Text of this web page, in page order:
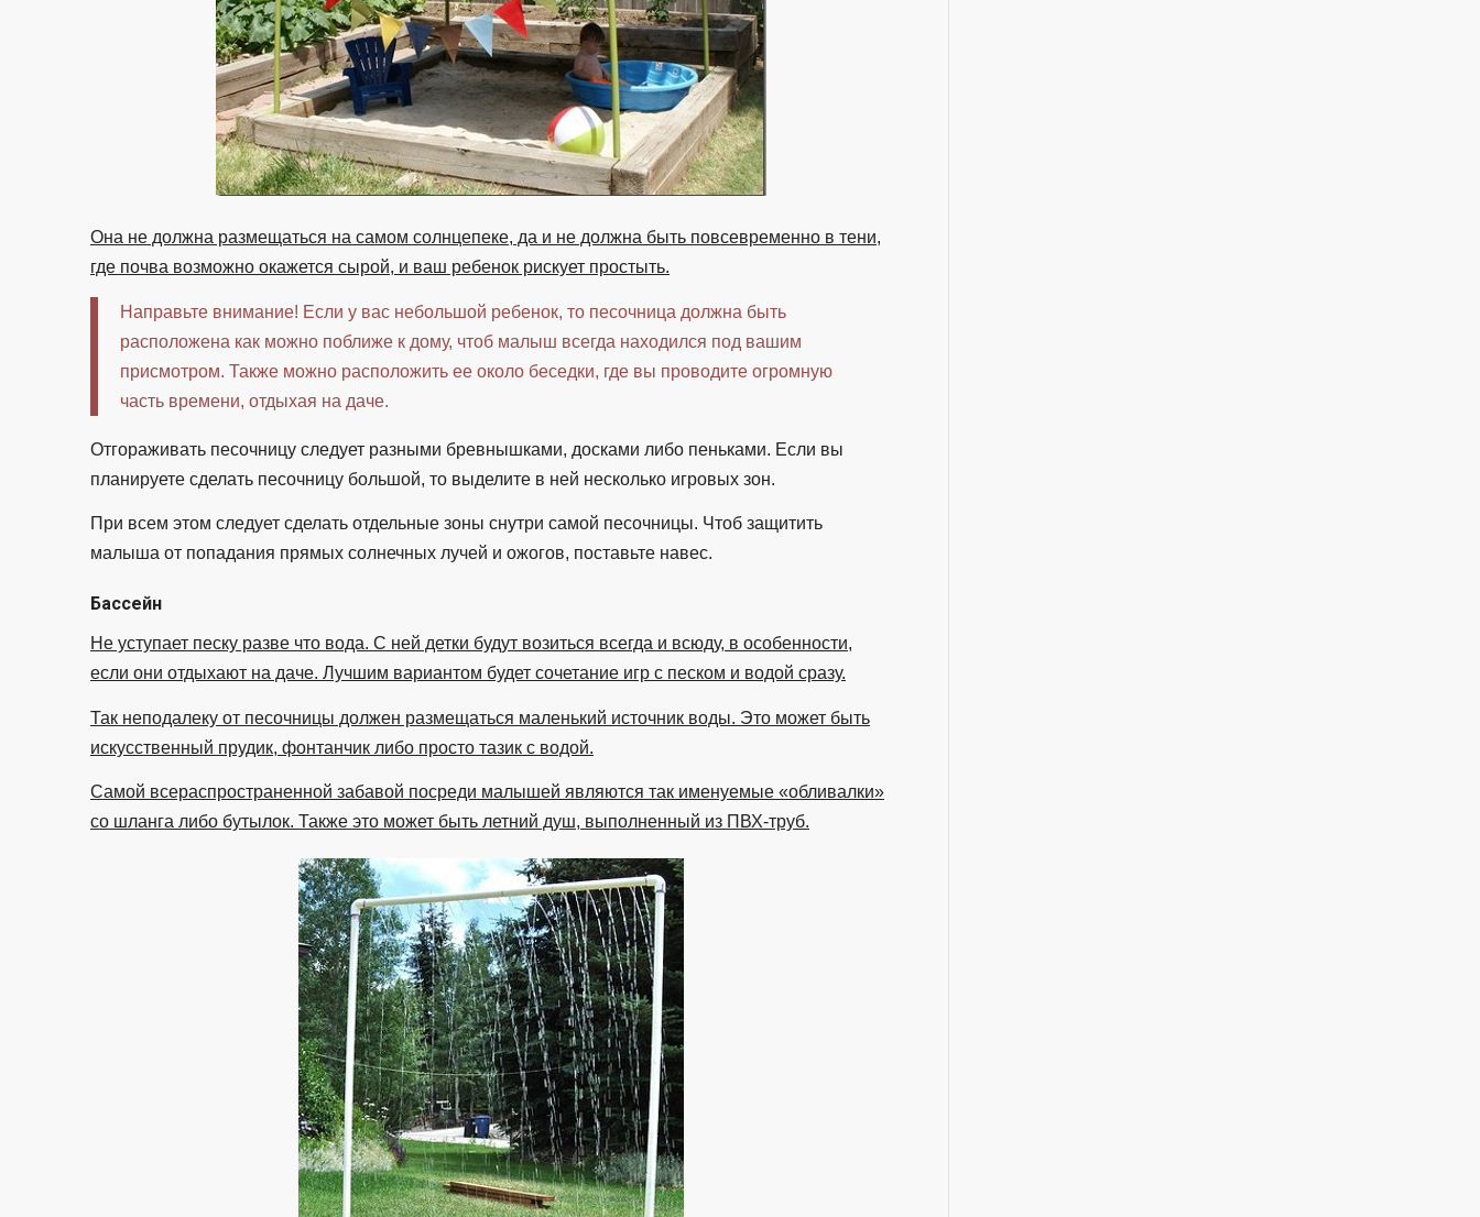
Она не должна размещаться на самом солнцепеке, да и не должна быть повсевременно в тени,
где почва возможно окажется сырой, и ваш ребенок рискует простыть.
Направьте внимание! Если у вас небольшой ребенок, то песочница должна быть
расположена как можно поближе к дому, чтоб малыш всегда находился под вашим
присмотром. Также можно расположить ее около беседки, где вы проводите огромную
часть времени, отдыхая на даче.
Отгораживать песочницу следует разными бревнышками, досками либо пеньками. Если вы
планируете сделать песочницу большой, то выделите в ней несколько игровых зон.
При всем этом следует сделать отдельные зоны снутри самой песочницы. Чтоб защитить
малыша от попадания прямых солнечных лучей и ожогов, поставьте навес.
Бассейн
Не уступает песку разве что вода. С ней детки будут возиться всегда и всюду, в особенности,
если они отдыхают на даче. Лучшим вариантом будет сочетание игр с песком и водой сразу.
Так неподалеку от песочницы должен размещаться маленький источник воды. Это может быть
искусственный прудик, фонтанчик либо просто тазик с водой.
Самой всераспространенной забавой посреди малышей являются так именуемые «обливалки»
со шланга либо бутылок. Также это может быть летний душ, выполненный из ПВХ-труб.